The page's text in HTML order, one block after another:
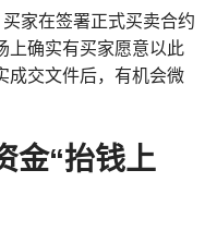
买家在签署正式买卖合约
上确实有买家愿意以此
成交文件后，有机会微
金“抬钱上